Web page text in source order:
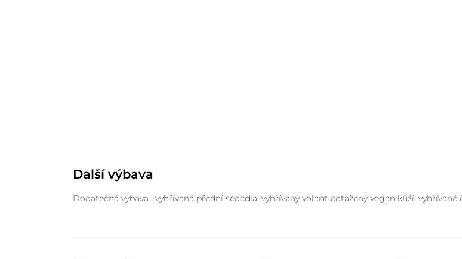
Další výbava
Dodatečná výbava : vyhřívaná přední sedadla, vyhřívaný volant potažený vegan kůží, vyhřívané